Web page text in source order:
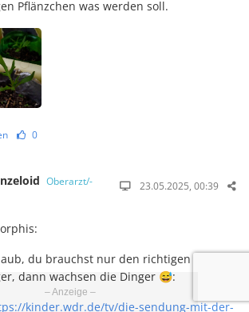
Pflänzchen was werden soll.
0
Oberarzt/-
23.05.2025, 00:39
du brauchst nur den richtigen
dann wachsen die Dinger 😅:
kinder.wdr.de/tv/die-sendung-mit-der-